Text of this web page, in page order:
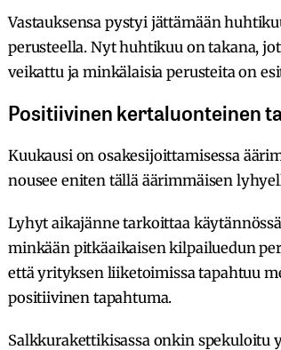
Vastauksensa pystyi jättämään
perusteella. Nyt huhtikuu on takana,
veikattu ja minkälaisia perusteita on
Positiivinen kertaluonteinen
Kuukausi on osakesijoittamisessa
nousee eniten tällä äärimmäisen
Lyhyt aikajänne tarkoittaa
minkään pitkäaikaisen kilpailuedun
että yrityksen liiketoimissa tapahtuu
positiivinen tapahtuma.
Salkkurakettikisassa onkin spekuloitu